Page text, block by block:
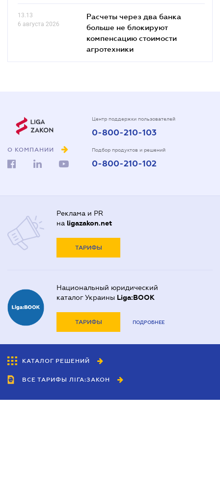
13.13
6 августа 2026
Расчеты через два банка
больше не блокируют
компенсацию стоимости
агротехники
О КОМПАНИИ
Центр поддержки пользователей
0-800-210-103
Подбор продуктов и решений
0-800-210-102
Реклама и PR
на ligazakon.net
ТАРИФЫ
Национальный юридический
каталог Украины Liga:BOOK
ТАРИФЫ ПОДРОБНЕЕ
КАТАЛОГ РЕШЕНИЙ
ВСЕ ТАРИФЫ ЛІГА:ЗАКОН